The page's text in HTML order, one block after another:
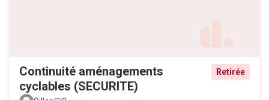
Continuité aménagements
cyclables (SECURITE)
Retirée